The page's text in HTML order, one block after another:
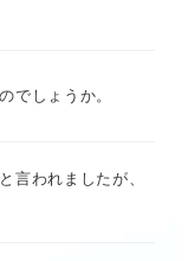
でしょうか。
言われましたが、